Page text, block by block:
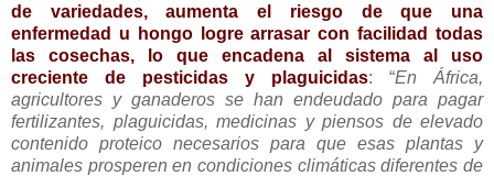
de variedades, aumenta el riesgo de que una
enfermedad u hongo logre arrasar con facilidad todas
las cosechas, lo que encadena al sistema al uso
creciente de pesticidas y plaguicidas: “En África,
agricultores y ganaderos se han endeudado para pagar
fertilizantes, plaguicidas, medicinas y piensos de elevado
contenido proteico necesarios para que esas plantas y
animales prosperen en condiciones climáticas diferentes de